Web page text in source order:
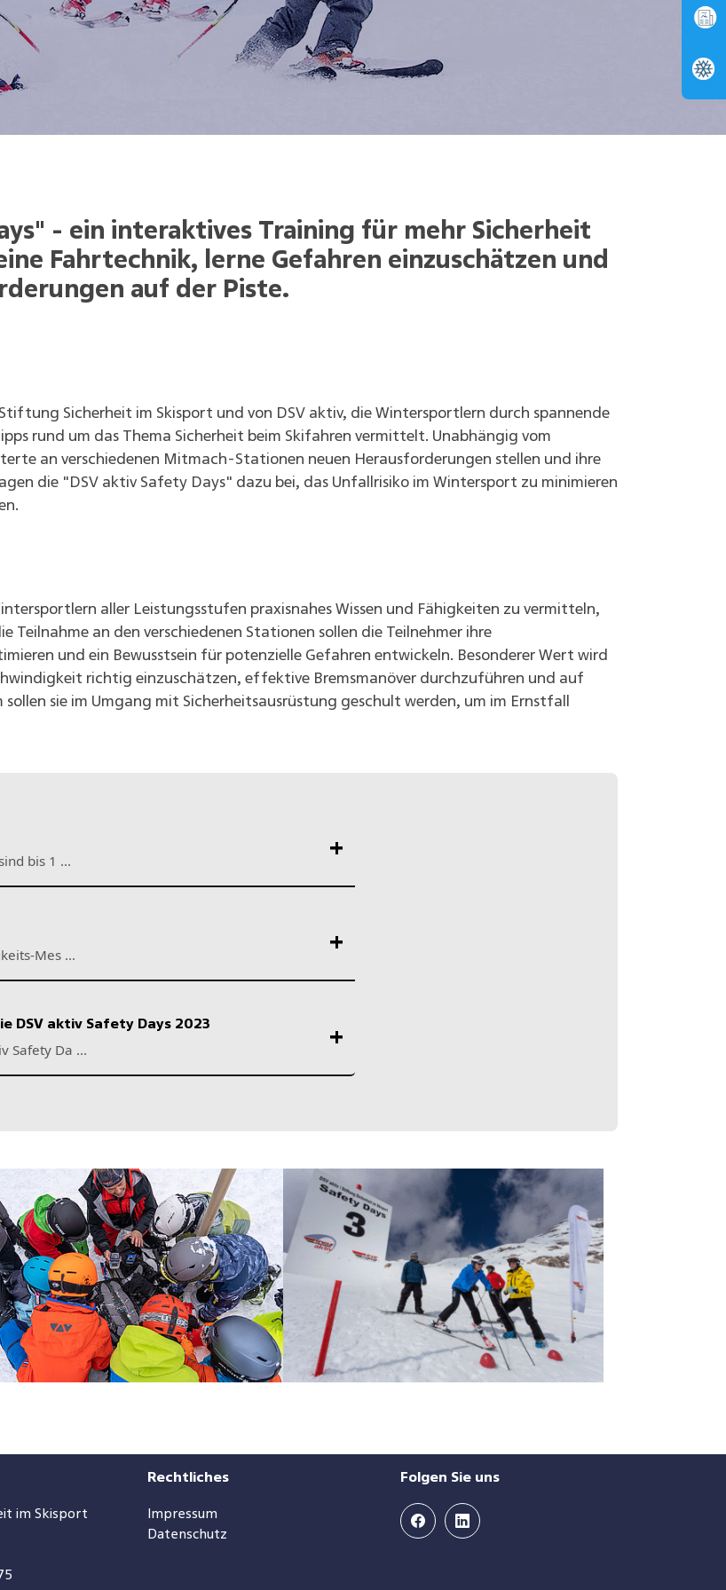
- ein interaktives Training für mehr Sicherheit
Fahrtechnik, lerne Gefahren einzuschätzen und
auf der Piste.
Sicherheit im Skisport und von DSV aktiv, die Wintersportlern durch spannende
rund um das Thema Sicherheit beim Skifahren vermittelt. Unabhängig vom
an verschiedenen Mitmach-Stationen neuen Herausforderungen stellen und ihre
die "DSV aktiv Safety Days" dazu bei, das Unfallrisiko im Wintersport zu minimieren
aller Leistungsstufen praxisnahes Wissen und Fähigkeiten zu vermitteln,
Teilnahme an den verschiedenen Stationen sollen die Teilnehmer ihre
und ein Bewusstsein für potenzielle Gefahren entwickeln. Besonderer Wert wird
richtig einzuschätzen, effektive Bremsmanöver durchzuführen und auf
sie im Umgang mit Sicherheitsausrüstung geschult werden, um im Ernstfall
DSV aktiv Safety Days 2023
im Skisport
Rechtliches
Impressum
Datenschutz
Folgen Sie uns